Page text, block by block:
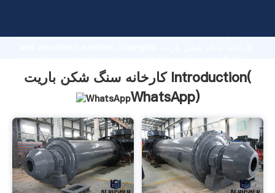
production capability, advanced research strength
customers.
کارخانه سنگ شکن باریت Introduction(
WhatsApp)